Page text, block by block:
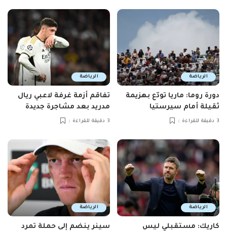
الرياضة
دورة روما: ماريا تودّع بهزيمة
ثقيلة أمام سيرستيا
3 دقيقة للقراءة
الرياضة
تفاقم أزمة غرفة لاعبي ريال
مدريد بعد مشاجرة جديدة
3 دقيقة للقراءة
الرياضة
كاريك: مستقبلي ليس
الرياضة
سينر ينضم إلى حملة تمرد